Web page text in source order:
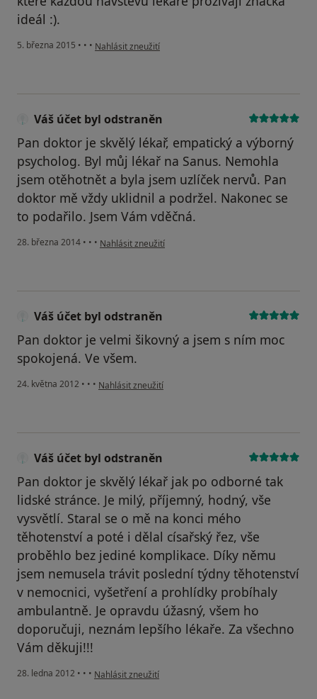
ideál :).
5. března 2015 • • • podle názoru uživatele Váš účet byl odstraněn
Nahlásit zneužití
Váš účet byl odstraněn
Pan doktor je skvělý lékař, empatický a výborný
psycholog. Byl můj lékař na Sanus. Nemohla
jsem otěhotnět a byla jsem uzlíček nervů. Pan
doktor mě vždy uklidnil a podržel. Nakonec se
to podařilo. Jsem Vám vděčná.
28. března 2014 • • • podle názoru uživatele Váš účet byl odstraněn
Nahlásit zneužití
Váš účet byl odstraněn
Pan doktor je velmi šikovný a jsem s ním moc
spokojená. Ve všem.
24. května 2012 • • • podle názoru uživatele Váš účet byl odstraněn
Nahlásit zneužití
Váš účet byl odstraněn
Pan doktor je skvělý lékař jak po odborné tak
lidské stránce. Je milý, příjemný, hodný, vše
vysvětlí. Staral se o mě na konci mého
těhotenství a poté i dělal císařský řez, vše
proběhlo bez jediné komplikace. Díky němu
jsem nemusela trávit poslední týdny těhotenství
v nemocnici, vyšetření a prohlídky probíhaly
ambulantně. Je opravdu úžasný, všem ho
doporučuji, neznám lepšího lékaře. Za všechno
Vám děkuji!!!
28. ledna 2012 • • • podle názoru uživatele Váš účet byl odstraněn
Nahlásit zneužití